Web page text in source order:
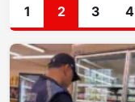
1 2 3 4